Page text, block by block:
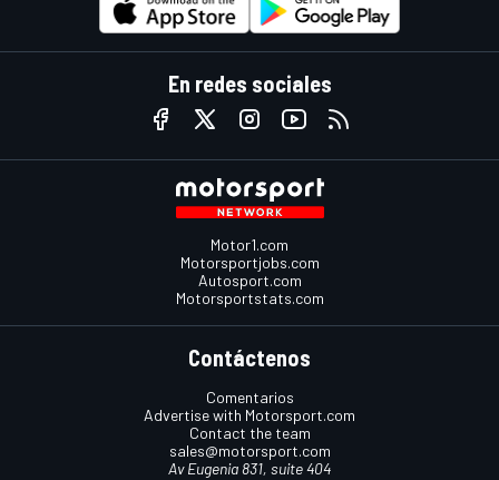
En redes sociales
Motor1.com
Motorsportjobs.com
Autosport.com
Motorsportstats.com
Contáctenos
Comentarios
Advertise with Motorsport.com
Contact the team
sales@motorsport.com
Av Eugenia 831, suite 404